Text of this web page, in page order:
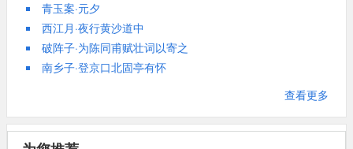
今不见踪迹的“佳人”即知音的盼望。这位他的想象中像屈原那样身
配芳香饰物的佳人，即使真有所指，也更像作者所创造出的自我精
神的化身。而“日暮云合”一词，虽是借词于前人，却能“夺胎换
骨”，表达自己作为一个老人时间无多时的特有的精神感受。“入江
海”一句，以倒装句式，不仅无碍于押韵，而且显示出一种拗折的
第三段揭明主旨，言自己虽然落魄失志，但不求闻达，甘心笑傲林
弃疾的抗金主张与当政的主和派政见不合，后被
弹劾落职，退隐江西带湖。
青玉案·元夕
西江月·夜行黄沙道中
破阵子·为陈同甫赋壮词以寄之
南乡子·登京口北固亭有怀
查看更多